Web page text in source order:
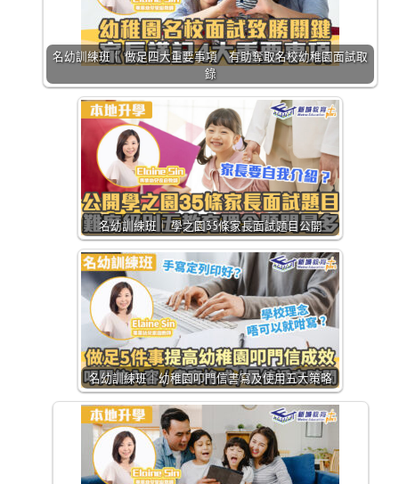
名幼訓練班｜ 做足四大重要事項 有助奪取名校幼稚園面試取
錄
名幼訓練班｜ 學之園35條家長面試題目公開
名幼訓練班｜幼稚園叩門信書寫及使用五大策略